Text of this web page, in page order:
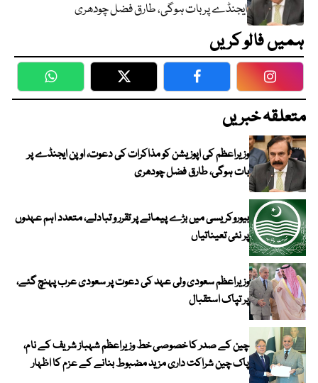
ایجنڈے پر بات ہوگی، طارق فضل چودھری
ہمیں فالو کریں
WhatsApp Twitter Facebook
متعلقہ خبریں
وزیراعظم کی اپوزیشن کو مذاکرات کی دعوت، اوپن ایجنڈے پر
بات ہوگی، طارق فضل چودھری
بیوروکریسی میں بڑے پیمانے پر تقرر و تبادلے، متعدد اہم عہدوں
پر نئی تعیناتیاں
وزیراعظم سعودی ولی عہد کی دعوت پر سعودی عرب پہنچ گئے،
پر تپاک استقبال
چین کے صدر کا خصوصی خط وزیراعظم شہباز شریف کے نام،
پاک چین شراکت داری مزید مضبوط بنانے کے عزم کا اظہار